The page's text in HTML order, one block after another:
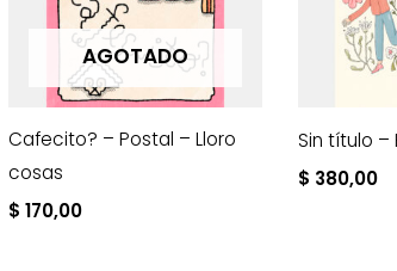
AGOTADO
Cafecito? – Postal – Lloro
cosas
$ 170,00
Sin título –
$ 380,00